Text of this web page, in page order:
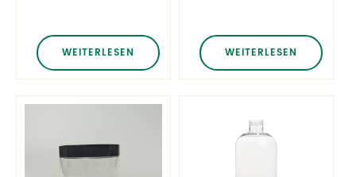
WEITERLESEN
Flaschen
WEITERLESEN